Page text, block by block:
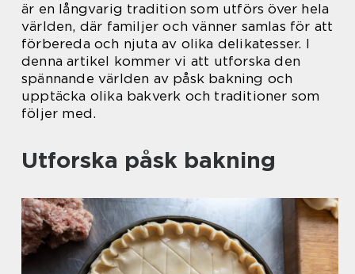
är en långvarig tradition som utförs över hela
världen, där familjer och vänner samlas för att
förbereda och njuta av olika delikatesser. I
denna artikel kommer vi att utforska den
spännande världen av påsk bakning och
upptäcka olika bakverk och traditioner som
följer med.
Utforska påsk bakning